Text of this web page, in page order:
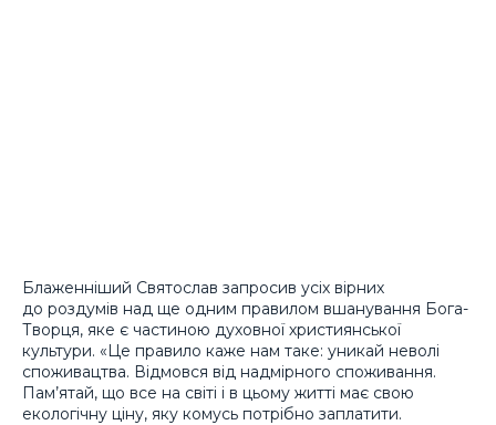
Блаженніший Святослав запросив усіх вірних
до роздумів над ще одним правилом вшанування Бога-
Творця, яке є частиною духовної християнської
культури. «Це правило каже нам таке: уникай неволі
споживацтва. Відмовся від надмірного споживання.
Пам’ятай, що все на світі і в цьому житті має свою
екологічну ціну, яку комусь потрібно заплатити.